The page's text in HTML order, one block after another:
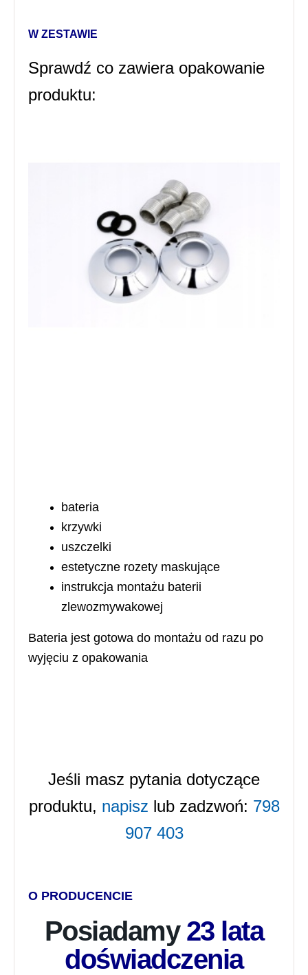
W ZESTAWIE
Sprawdź co zawiera opakowanie
produktu:
bateria
krzywki
uszczelki
estetyczne rozety maskujące
instrukcja montażu baterii
zlewozmywakowej
Bateria jest gotowa do montażu od razu po
wyjęciu z opakowania
Jeśli masz pytania dotyczące
produktu, napisz lub zadzwoń: 798
907 403
O PRODUCENCIE
Posiadamy 23 lata
doświadczenia